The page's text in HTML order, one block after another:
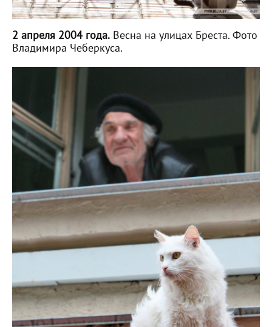
2 апреля 2004 года. Весна на улицах Бреста. Фото
Владимира Чеберкуса.